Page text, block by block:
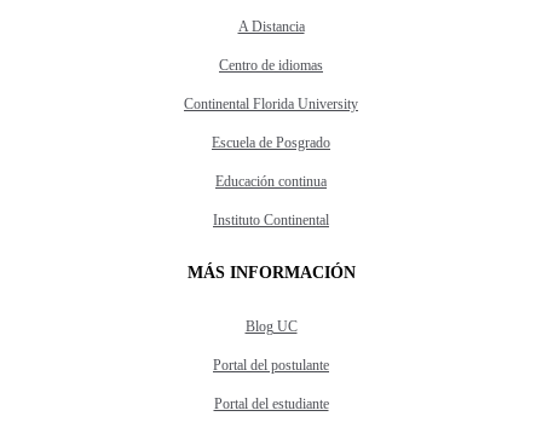
A Distancia
Centro de idiomas
Continental Florida University
Escuela de Posgrado
Educación continua
Instituto Continental
MÁS INFORMACIÓN
Blog UC
Portal del postulante
Portal del estudiante